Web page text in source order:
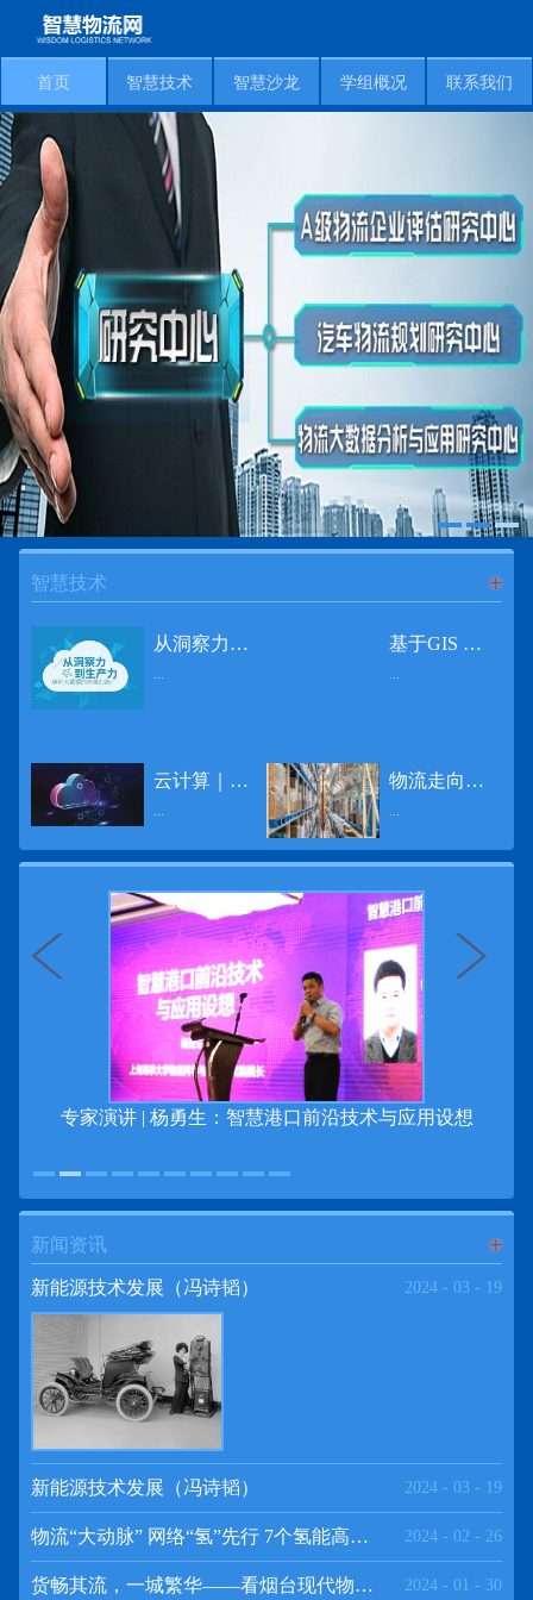
首页 智慧技术 智慧沙龙 学组概况 联系我们
智慧技术
从洞察力到生产力 伊利大数据的价值创造
...
基于GIS 的小城市交通网络分析研究
...
云计算｜边缘计算将为物联网行业带来巨大增长
...
物流走向未来的“魔法师”
...
专家演讲 | 杨勇生：智慧港口前沿技术与应用设想
新闻资讯
新能源技术发展（冯诗韬） 2024 - 03 - 19
新能源技术发展（冯诗韬） 2024 - 03 - 19
物流“大动脉” 网络“氢”先行 7个氢能高速场景落地京津冀 2024 - 02 - 26
货畅其流，一城繁华——看烟台现代物流发展 2024 - 01 - 30
频道
>>